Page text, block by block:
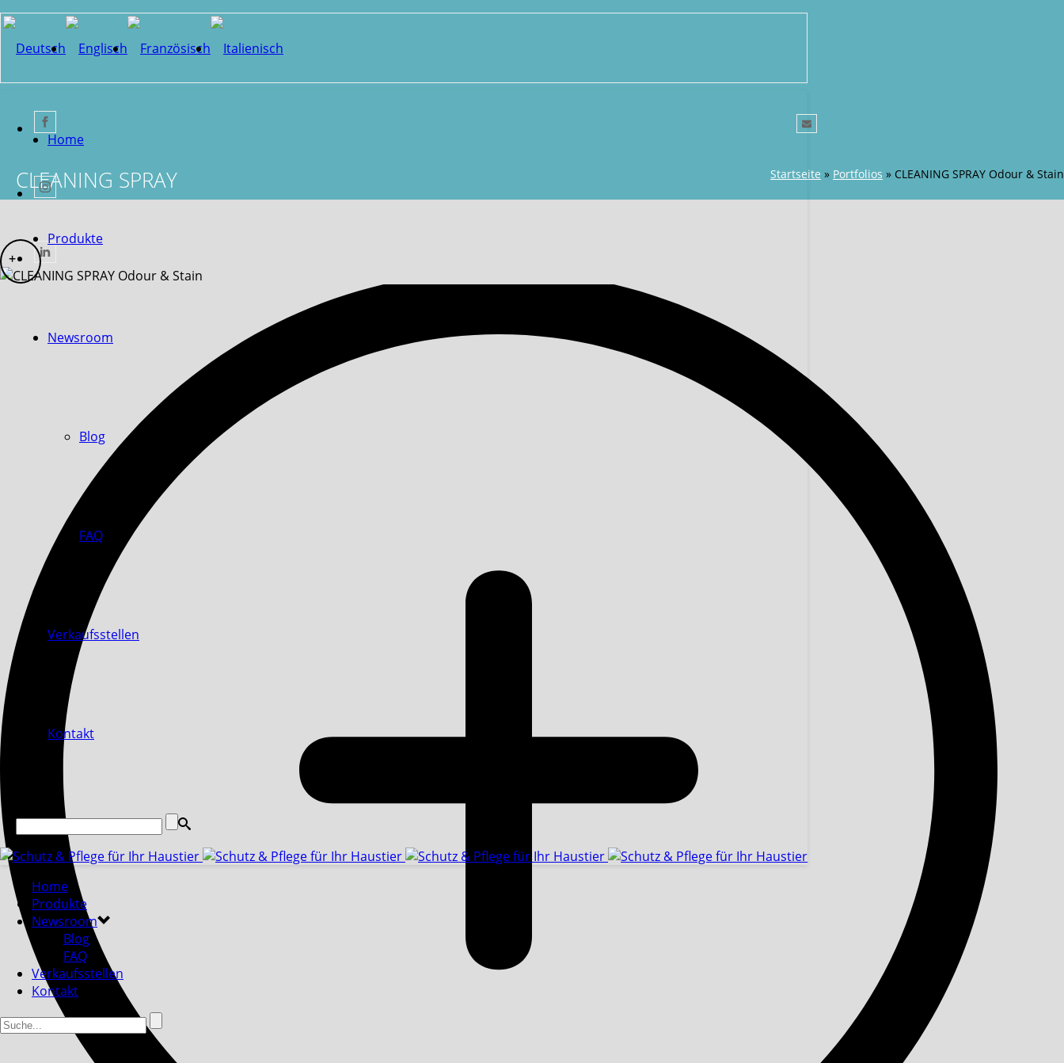
Home
Produkte
Newsroom
Blog
FAQ
Verkaufsstellen
Kontakt
Home
Produkte
Newsroom
Blog
FAQ
Verkaufsstellen
Kontakt
CLEANING SPRAY Startseite » Portfolios » CLEANING SPRAY Odour & Stain